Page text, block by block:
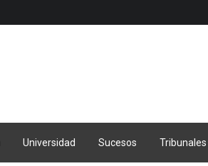
Universidad Sucesos Tribunales